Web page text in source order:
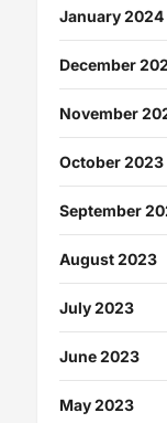
January 2024
December
November
October 2023
September
August 2023
July 2023
June 2023
May 2023